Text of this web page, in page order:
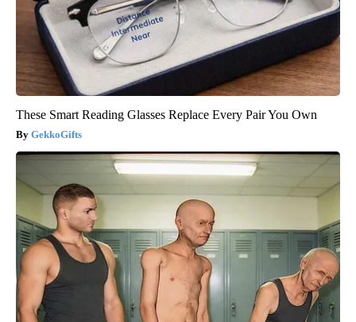
These Smart Reading Glasses Replace Every Pair You Own
GekkoGifts